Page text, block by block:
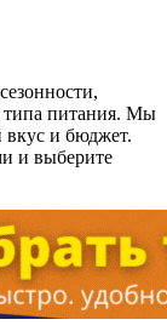
типа питания. Мы
и бюджет.
и выберите